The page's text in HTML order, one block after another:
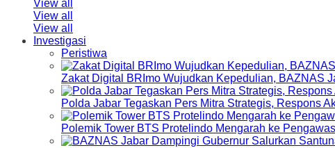
View all
View all
View all
Investigasi
Peristiwa
Zakat Digital BRImo Wujudkan Kepedulian, BAZNAS
Polda Jabar Tegaskan Pers Mitra Strategis, Respons
Polemik Tower BTS Protelindo Mengarah ke